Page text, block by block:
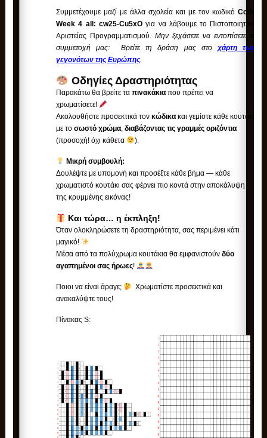
Συμμετέχουμε μαζί με άλλα σχολεία και με τον κωδικόCode
Week 4 all: cw25-Cu5xO για να λάβουμε το Πιστοποιητικό
Αριστείας Προγραμματισμού. Μην ξεχάσετε να εντοπίσετε τη
συμμετοχή μας: Βρείτε τη δράση μας στο
χάρτη των
γεγονότων της Ευρώπης.
Οδηγίες Δραστηριότητας
Παρακάτω θα βρείτε ταπινακάκια που πρέπει να
χρωματίσετε!
Ακολουθήστε προσεκτικά τονκώδικα και γεμίστε κάθε κουτάκι
με τοσωστό χρώμα,διαβάζοντας τις γραμμές οριζόντια
(προσοχή! όχι κάθετα
).
Μικρή συμβουλή:
Δουλέψτε με υπομονή και προσέξτε κάθε βήμα — κάθε
χρωματιστό κουτάκι σας φέρνει πιο κοντά στην αποκάλυψη
της κρυμμένης εικόνας!
Και τώρα… η έκπληξη!
Όταν ολοκληρώσετε τη δραστηριότητα, σας περιμένει κάτι
μαγικό!
Μέσα από τα πολύχρωμα κουτάκια θα εμφανιστούνδύο
αγαπημένοι σας ήρωες!
Ποιοι να είναι άραγε;
Χρωματίστε προσεκτικά και
ανακαλύψτε τους!
Πίνακας S: